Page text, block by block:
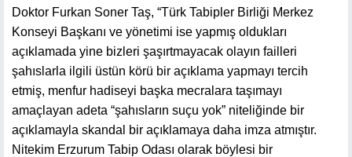
Doktor Furkan Soner Taş, “Türk Tabipler Birliği Merkez
Konseyi Başkanı ve yönetimi ise yapmış oldukları
açıklamada yine bizleri şaşırtmayacak olayın failleri
şahıslarla ilgili üstün körü bir açıklama yapmayı tercih
etmiş, menfur hadiseyi başka mecralara taşımayı
amaçlayan adeta “şahısların suçu yok” niteliğinde bir
açıklamayla skandal bir açıklamaya daha imza atmıştır.
Nitekim Erzurum Tabip Odası olarak böylesi bir